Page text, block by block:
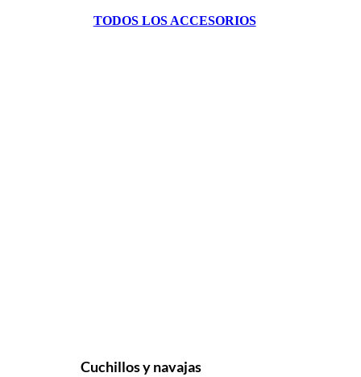
TODOS LOS ACCESORIOS
Cuchillos y navajas